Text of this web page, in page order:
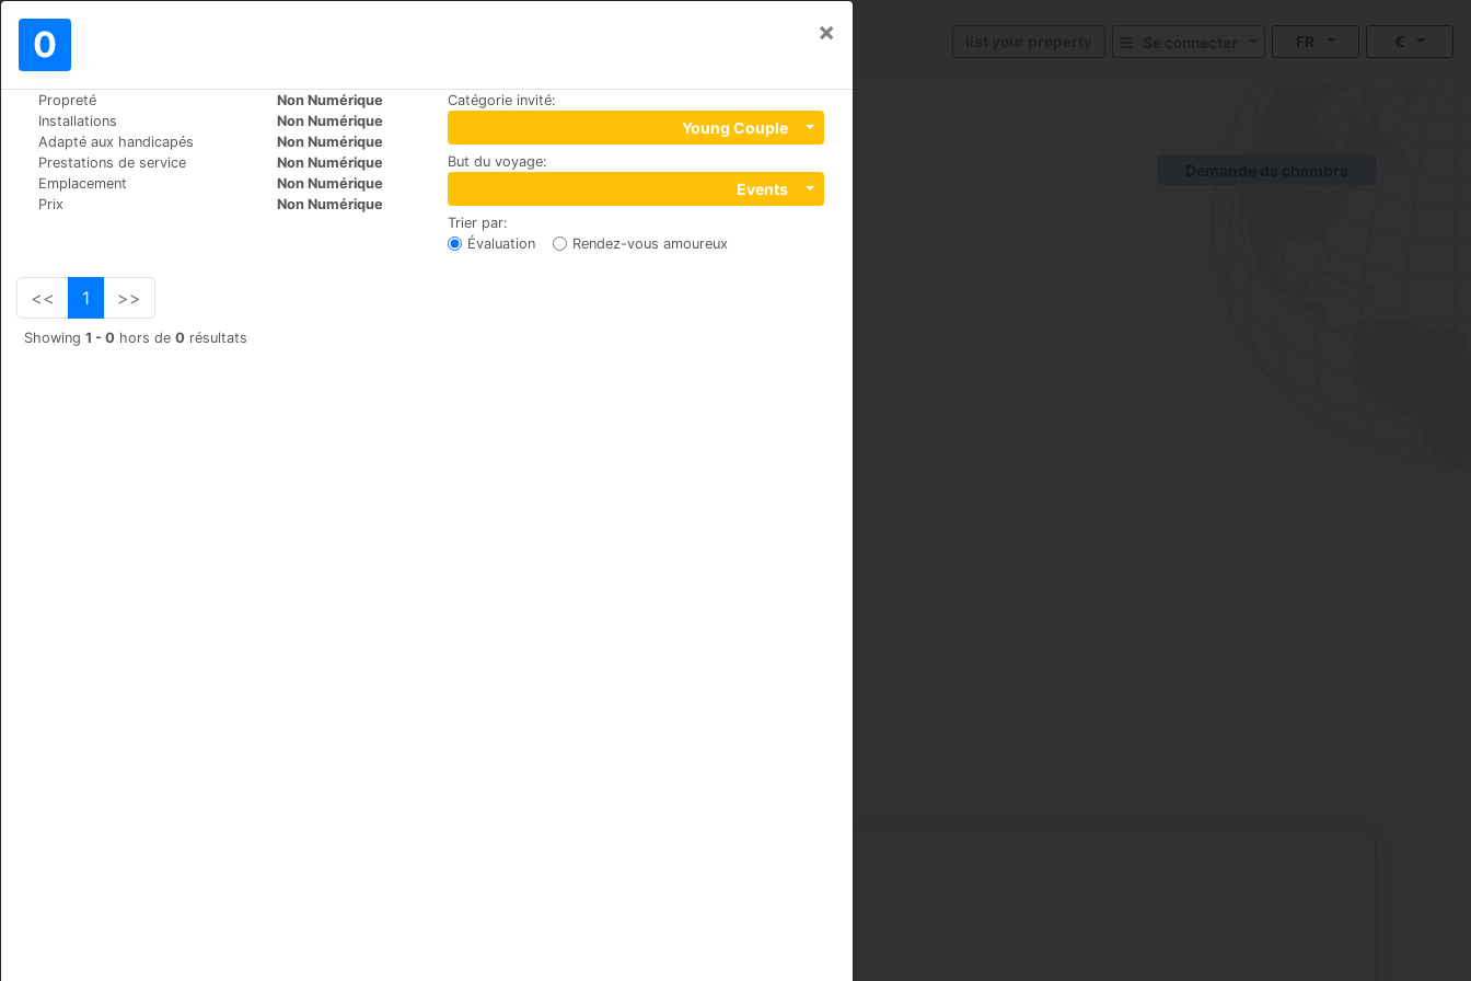
0 ×
Propreté
Non Numérique
Installations
Non Numérique
Adapté aux handicapés
Non Numérique
Prestations de service
Non Numérique
Emplacement
Non Numérique
Prix
Non Numérique
Catégorie invité:
Young Couple
But du voyage:
Events
Trier par:
Évaluation
Rendez-vous amoureux
<< 1 >>
Showing 1 - 0 hors de 0 résultats
FR €
Le Monde Kiev
Villa Paloma
Str. General Rodimtsev 4, 030041